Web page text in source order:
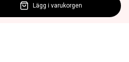
Lägg i varukorgen